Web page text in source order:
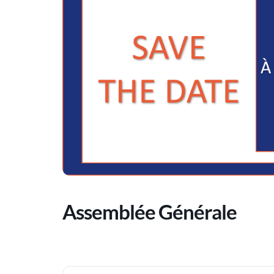
Assemblée Générale